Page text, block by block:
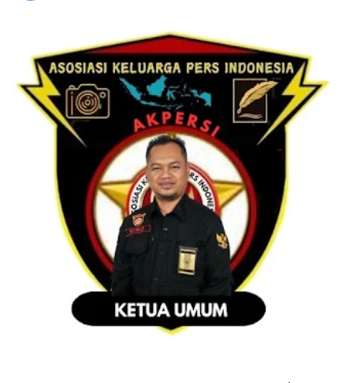
Raushan
Design
With
Shroff
Templates